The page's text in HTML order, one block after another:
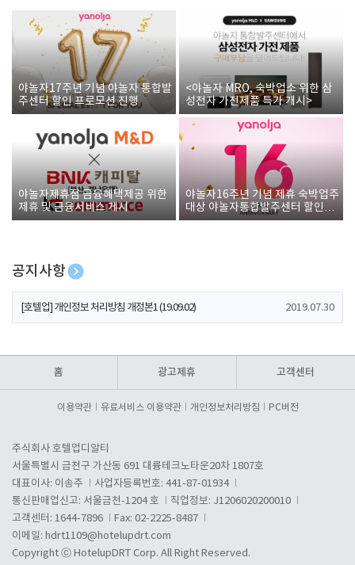
야놀자17주년 기념 야놀자 통합발
주센터 할인 프로모션 진행
<야놀자 MRO, 숙박업소 위한 삼
성전자 가전제품 특가 개시>
야놀자제휴점 금융혜택제공 위한
제휴 및 금융서비스 게시
야놀자16주년 기념 제휴 숙박업주
대상 야놀자통합발주센터 할인쿠
폰 증정
공지사항
[호텔업] 개인정보 처리방침 개정본2 (19.09.02)
[호텔업] 개인정보 처리방침 개정본1 (19.09.02) 2019.07.30
홈 광고제휴 고객센터
이용약관 유료서비스 이용약관 개인정보처리방침 PC버전
주식회사 호텔업디알티
서울특별시 금천구 가산동 691 대륭테크노타운20차 1807호
대표이사: 이송주
사업자등록번호: 441-87-01934
통신판매업신고: 서울금천-1204 호
직업정보: J1206020200010
고객센터: 1644-7896
Fax: 02-2225-8487
이메일: hdrt1109@hotelupdrt.com
Copyright ⓒ HotelupDRT Corp. All Right Reserved.